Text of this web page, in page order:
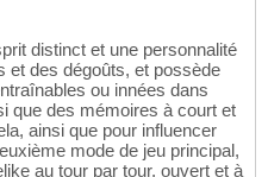
distinct et une personnalité
et des dégoûts, et possède
ou innées dans
que des mémoires à court et
ainsi que pour influencer
mode de jeu principal,
au tour par tour, ouvert et à